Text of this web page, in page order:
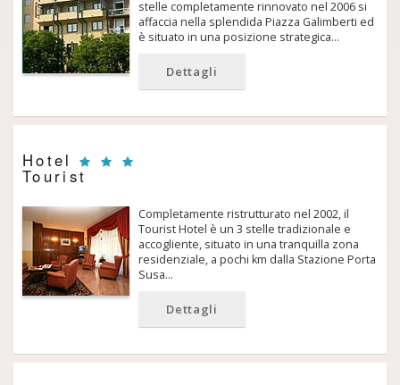
stelle completamente rinnovato nel 2006 si
affaccia nella splendida Piazza Galimberti ed
è situato in una posizione strategica…
Dettagli
Hotel
Tourist
Completamente ristrutturato nel 2002, il
Tourist Hotel è un 3 stelle tradizionale e
accogliente, situato in una tranquilla zona
residenziale, a pochi km dalla Stazione Porta
Susa…
Dettagli